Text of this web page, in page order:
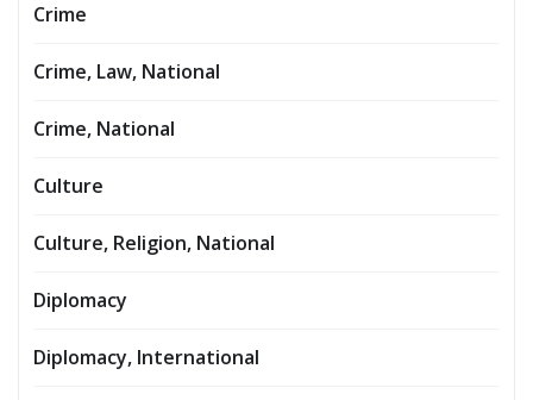
Crime
Crime, Law, National
Crime, National
Culture
Culture, Religion, National
Diplomacy
Diplomacy, International